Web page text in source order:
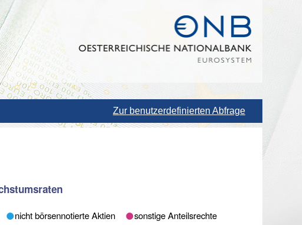
Zur benutzerdefinierten Abfrage
nicht börsennotierte Aktien
sonstige Anteilsrechte